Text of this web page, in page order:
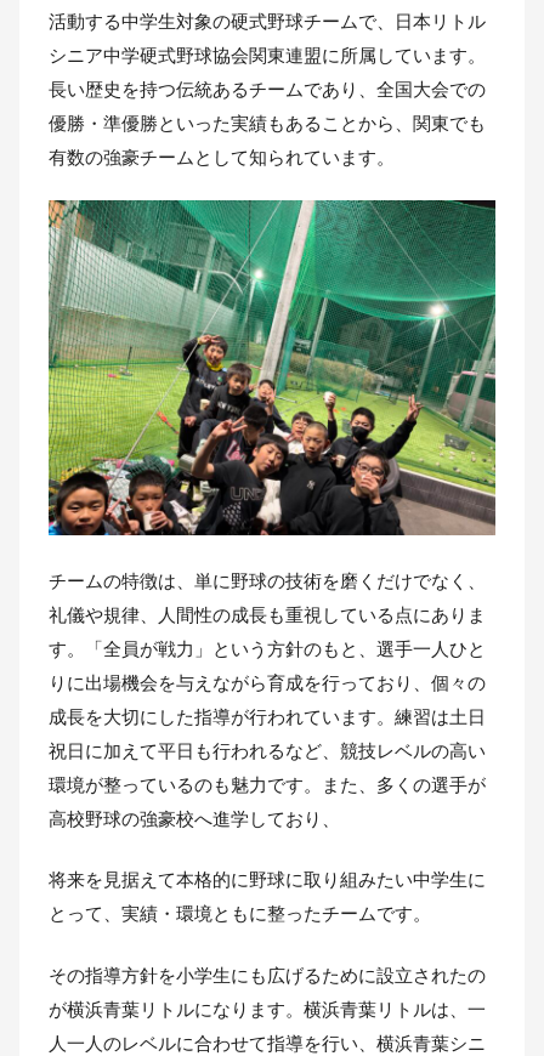
活動する中学生対象の硬式野球チームで、日本リトル
シニア中学硬式野球協会関東連盟に所属しています。
長い歴史を持つ伝統あるチームであり、全国大会での
優勝・準優勝といった実績もあることから、関東でも
有数の強豪チームとして知られています。
チームの特徴は、単に野球の技術を磨くだけでなく、
礼儀や規律、人間性の成長も重視している点にありま
す。「全員が戦力」という方針のもと、選手一人ひと
りに出場機会を与えながら育成を行っており、個々の
成長を大切にした指導が行われています。練習は土日
祝日に加えて平日も行われるなど、競技レベルの高い
環境が整っているのも魅力です。また、多くの選手が
高校野球の強豪校へ進学しており、
将来を見据えて本格的に野球に取り組みたい中学生に
とって、実績・環境ともに整ったチームです。
その指導方針を小学生にも広げるために設立されたの
が横浜青葉リトルになります。横浜青葉リトルは、一
人一人のレベルに合わせて指導を行い、横浜青葉シニ